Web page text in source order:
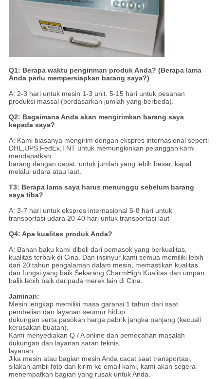
Q1: Berapa waktu pengiriman produk Anda? (Berapa lama
Anda perlu mempersiapkan barang saya?)
A: 2-3 hari untuk mesin 1-3 unit. 5-15 hari untuk pesanan
produksi massal (berdasarkan jumlah yang berbeda).
Q2: Bagaimana Anda akan mengirimkan barang saya
kepada saya?
A: Kami biasanya mengirim dengan ekspres internasional seperti
DHL,UPS,FedEx,TNT untuk memungkinkan pelanggan kami
mendapatkan
barang dengan cepat. untuk jumlah yang lebih besar, kapal
melalui udara atau laut.
T3: Berapa lama saya harus menunggu sebelum barang
saya tiba?
A: 3-7 hari untuk ekspres internasional 5-8 hari untuk
transportasi udara 20-40 hari untuk transportasi laut
Q4: Apa kualitas produk Anda?
A: Bahan baku kami dibeli dari pemasok yang berkualitas,
kualitas terbaik di Cina. Dan insinyur kami semua memiliki lebih
dari 20 tahun pengalaman dalam mesin, memastikan kualitas
dan fungsi yang baik.Sekarang CharmHigh Kualitas dan umpan
balik lebih baik daripada merek lain di Cina.
Jaminan:
Mesin lengkap memiliki masa garansi 1 tahun dari saat
pembelian dan layanan seumur hidup
dukungan serta pasokan harga pabrik jangka panjang (kecuali
kerusakan buatan).
Kami menyediakan Q / A online dan pemecahan masalah
dukungan dan layanan saran teknis.
layanan.
Jika mesin atau bagian mesin Anda cacat saat transportasi,
silakan ambil foto dan kirim ke email kami, kami akan segera
menempatkan bagian yang rusak untuk Anda.